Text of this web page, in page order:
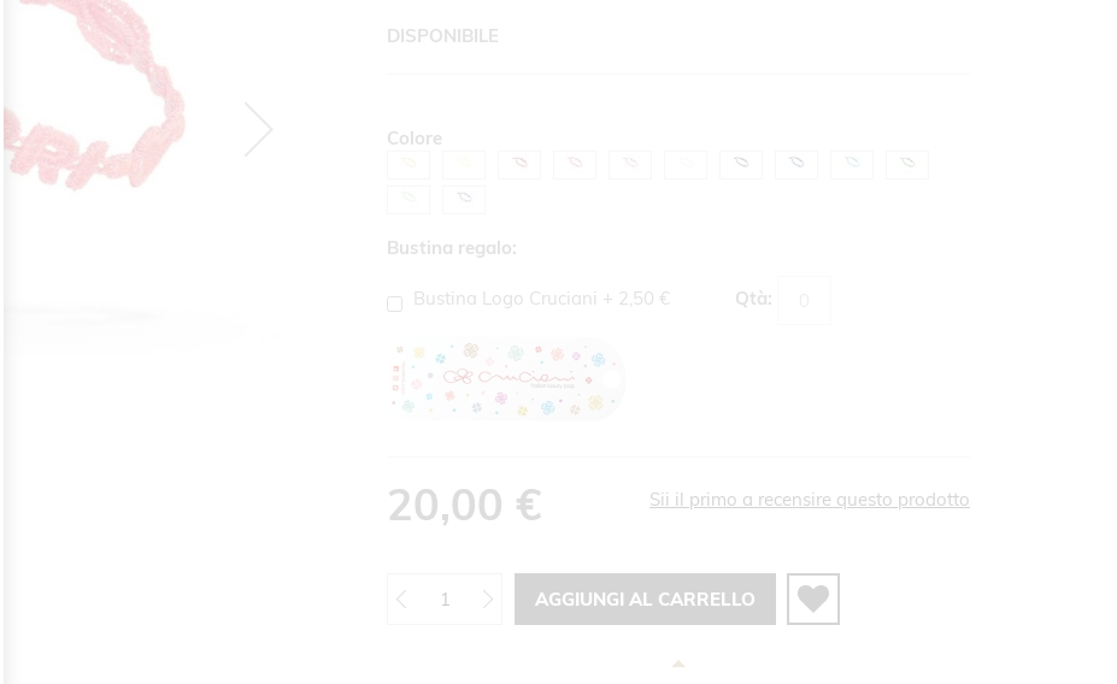
DISPONIBILE
Colore
Bustina regalo:
Bustina Logo Cruciani + 2,50 € Qtà:
20,00 € Sii il primo a recensire questo prodotto
AGGIUNGI AL CARRELLO